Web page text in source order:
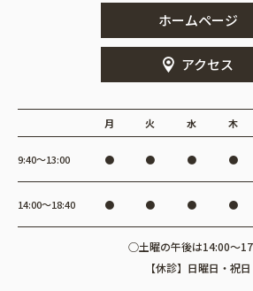
ホームページ
アクセス
月 火 水 木
9:40〜13:00 ● ● ● ●
14:00〜18:40 ● ● ● ●
○土曜の午後は14:00～
【休診】日曜日・祝日